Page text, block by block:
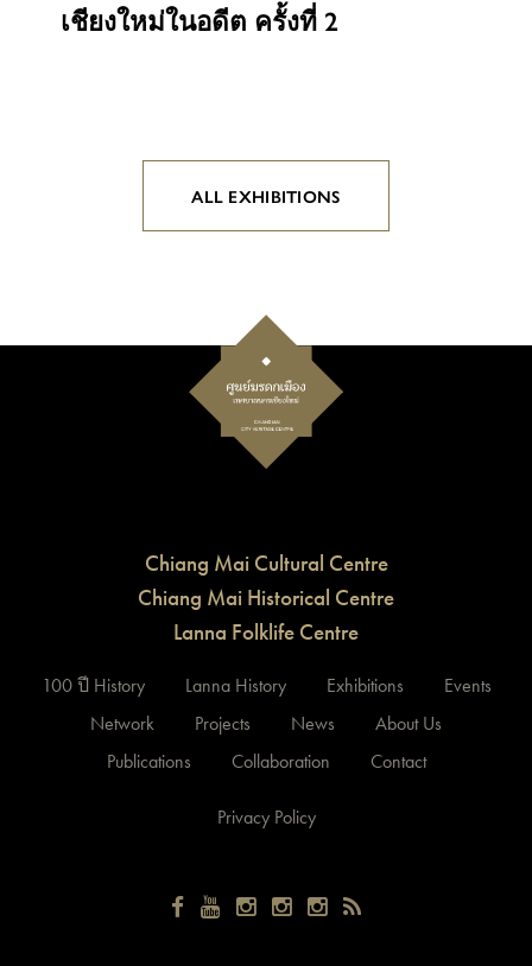
เชียงใหม่ในอดีต ครั้งที่ 2
ALL EXHIBITIONS
Chiang Mai Cultural Centre
Chiang Mai Historical Centre
Lanna Folklife Centre
100 ปี History Lanna History Exhibitions
Events
Network
Projects News
About Us
Publications
Collaboration Contact
Privacy Policy